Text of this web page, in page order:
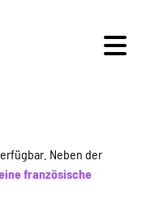
Neben der
französische